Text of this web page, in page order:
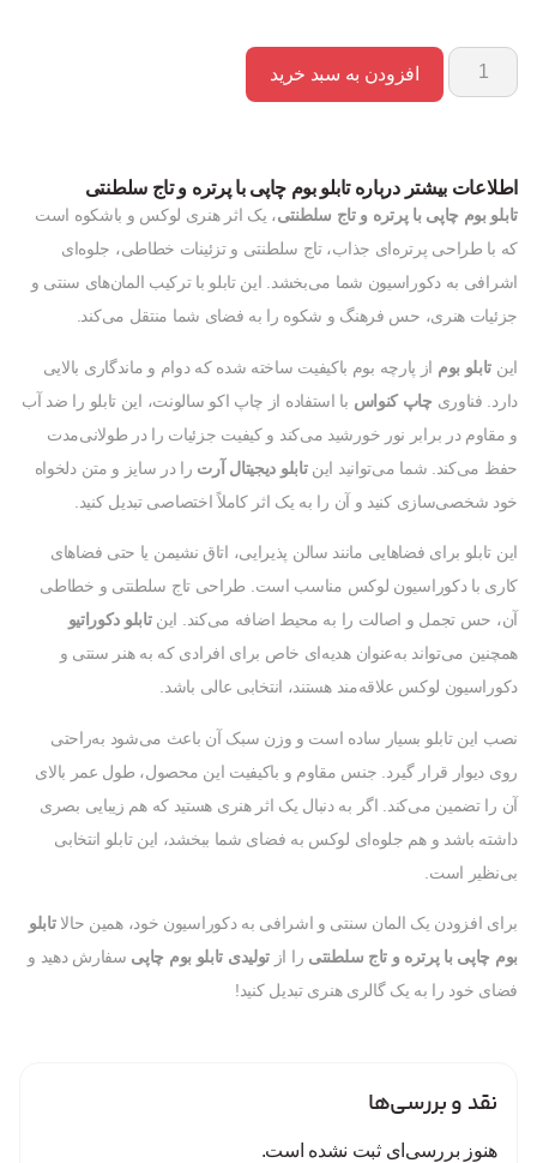
افزودن به سبد خرید
اطلاعات بیشتر درباره تابلو بوم چاپی با پرتره و تاج سلطنتی
تابلو بوم چاپی با پرتره و تاج سلطنتی، یک اثر هنری لوکس و باشکوه است
که با طراحی پرتره‌ای جذاب، تاج سلطنتی و تزئینات خطاطی، جلوه‌ای
اشرافی به دکوراسیون شما می‌بخشد. این تابلو با ترکیب المان‌های سنتی و
جزئیات هنری، حس فرهنگ و شکوه را به فضای شما منتقل می‌کند.
این تابلو بوم از پارچه بوم باکیفیت ساخته شده که دوام و ماندگاری بالایی
دارد. فناوری چاپ کنواس با استفاده از چاپ اکو سالونت، این تابلو را ضد آب
و مقاوم در برابر نور خورشید می‌کند و کیفیت جزئیات را در طولانی‌مدت
حفظ می‌کند. شما می‌توانید اینتابلو دیجیتال آرت را در سایز و متن دلخواه
خود شخصی‌سازی کنید و آن را به یک اثر کاملاً اختصاصی تبدیل کنید.
این تابلو برای فضاهایی مانند سالن پذیرایی، اتاق نشیمن یا حتی فضاهای
کاری با دکوراسیون لوکس مناسب است. طراحی تاج سلطنتی و خطاطی
آن، حس تجمل و اصالت را به محیط اضافه می‌کند. اینتابلو دکوراتیو
همچنین می‌تواند به‌عنوان هدیه‌ای خاص برای افرادی که به هنر سنتی و
دکوراسیون لوکس علاقه‌مند هستند، انتخابی عالی باشد.
نصب این تابلو بسیار ساده است و وزن سبک آن باعث می‌شود به‌راحتی
روی دیوار قرار گیرد. جنس مقاوم و باکیفیت این محصول، طول عمر بالای
آن را تضمین می‌کند. اگر به دنبال یک اثر هنری هستید که هم زیبایی بصری
داشته باشد و هم جلوه‌ای لوکس به فضای شما ببخشد، این تابلو انتخابی
بی‌نظیر است.
برای افزودن یک المان سنتی و اشرافی به دکوراسیون خود، همین حالاتابلو
بوم چاپی با پرتره و تاج سلطنتی را از تولیدی تابلو بوم چاپی سفارش دهید و
فضای خود را به یک گالری هنری تبدیل کنید!
نقد و بررسی‌ها
هنوز بررسی‌ای ثبت نشده است.